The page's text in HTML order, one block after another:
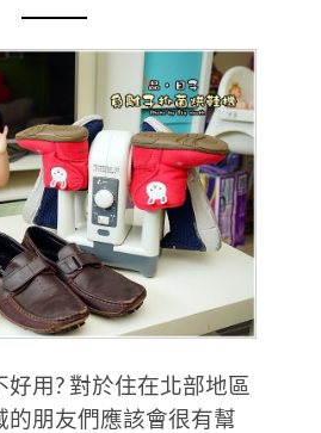
用? 對於住在北部地區
的朋友們應該會很有幫